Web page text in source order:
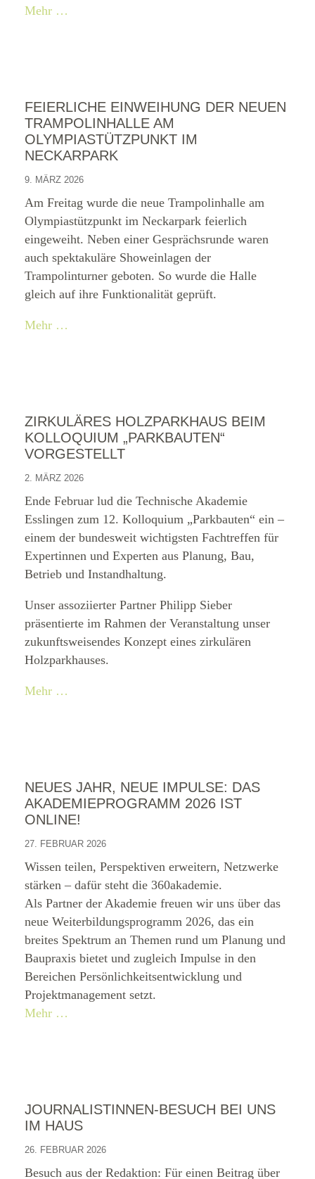
Mehr …
FEIERLICHE EINWEIHUNG DER NEUEN
TRAMPOLINHALLE AM
OLYMPIASTÜTZPUNKT IM
NECKARPARK
9. MÄRZ 2026
Am Freitag wurde die neue Trampolinhalle am
Olympiastützpunkt im Neckarpark feierlich
eingeweiht. Neben einer Gesprächsrunde waren
auch spektakuläre Showeinlagen der
Trampolinturner geboten. So wurde die Halle
gleich auf ihre Funktionalität geprüft.
Mehr …
ZIRKULÄRES HOLZPARKHAUS BEIM
KOLLOQUIUM „PARKBAUTEN“
VORGESTELLT
2. MÄRZ 2026
Ende Februar lud die Technische Akademie
Esslingen zum 12. Kolloquium „Parkbauten“ ein –
einem der bundesweit wichtigsten Fachtreffen für
Expertinnen und Experten aus Planung, Bau,
Betrieb und Instandhaltung.
Unser assoziierter Partner Philipp Sieber
präsentierte im Rahmen der Veranstaltung unser
zukunftsweisendes Konzept eines zirkulären
Holzparkhauses.
Mehr …
NEUES JAHR, NEUE IMPULSE: DAS
AKADEMIEPROGRAMM 2026 IST
ONLINE!
27. FEBRUAR 2026
Wissen teilen, Perspektiven erweitern, Netzwerke
stärken – dafür steht die 360akademie.
Als Partner der Akademie freuen wir uns über das
neue Weiterbildungsprogramm 2026, das ein
breites Spektrum an Themen rund um Planung und
Baupraxis bietet und zugleich Impulse in den
Bereichen Persönlichkeitsentwicklung und
Projektmanagement setzt.
Mehr …
JOURNALISTINNEN-BESUCH BEI UNS
IM HAUS
26. FEBRUAR 2026
Besuch aus der Redaktion: Für einen Beitrag über